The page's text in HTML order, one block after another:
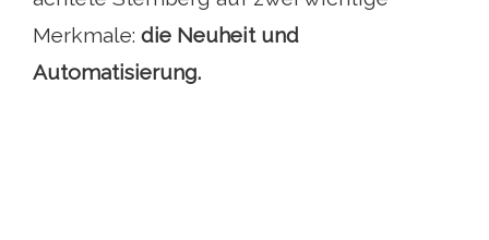
Merkmale: die Neuheit und
Automatisierung.